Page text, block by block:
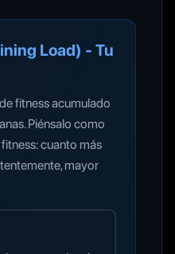
Load) - Tu
fitness acumulado
Piénsalo como
cuanto más
mayor